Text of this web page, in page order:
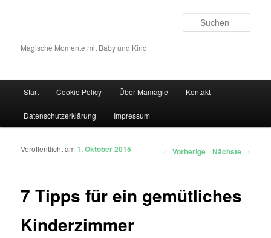
Magische Momente mit Baby und Kind
Zum Inhalt wechseln
Zum sekundären Inhalt wechseln
Start Cookie Policy Über Mamagie Kontakt
Datenschutzerklärung Impressum
Artikelnavigation ← Vorherige Nächste →
7 Tipps für ein gemütliches
Kinderzimmer
Veröffentlicht am1. Oktober 2015